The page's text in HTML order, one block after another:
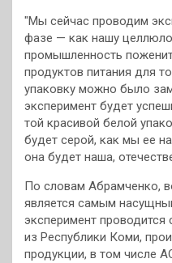
"Мы сейчас проводим
фазе — как нашу
промышленность
продуктов питания для
упаковку можно было
эксперимент будет
той красивой белой
будет серой, как мы ее
она будет наша,
По словам Абрамченко,
является самым
эксперимент
из Республики Коми,
продукции, в том числе